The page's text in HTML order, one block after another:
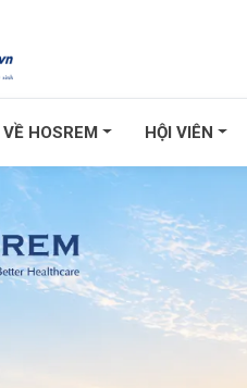
VỀ HOSREM HỘI VIÊN